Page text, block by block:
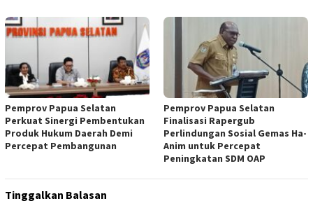
Pemprov Papua Selatan
Perkuat Sinergi Pembentukan
Produk Hukum Daerah Demi
Percepat Pembangunan
Pemprov Papua Selatan
Finalisasi Rapergub
Perlindungan Sosial Gemas Ha-
Anim untuk Percepat
Peningkatan SDM OAP
Tinggalkan Balasan